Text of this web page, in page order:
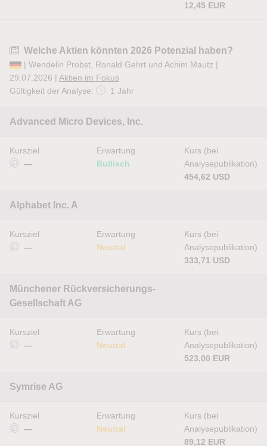
12,45 EUR
Welche Aktien könnten 2026 Potenzial haben?
| Wendelin Probst, Ronald Gehrt und Achim Mautz |
29.07.2026 | Aktien im Fokus
Gültigkeit der Analyse:
1 Jahr
Advanced Micro Devices, Inc.
Kursziel
—
Erwartung
Bullisch
Kurs (bei
Analysepublikation)
454,62 USD
Alphabet Inc. A
Kursziel
—
Erwartung
Neutral
Kurs (bei
Analysepublikation)
333,71 USD
Münchener Rückversicherungs-
Gesellschaft AG
Kursziel
—
Erwartung
Neutral
Kurs (bei
Analysepublikation)
523,00 EUR
Symrise AG
Kursziel
—
Erwartung
Neutral
Kurs (bei
Analysepublikation)
89,12 EUR